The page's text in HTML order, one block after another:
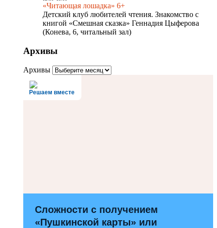
«Читающая лошадка» 6+
Детский клуб любителей чтения. Знакомство с
книгой «Смешная сказка» Геннадия Цыферова
(Конева, 6, читальный зал)
Архивы
Архивы
Решаем вместе
Сложности с получением
«Пушкинской карты» или